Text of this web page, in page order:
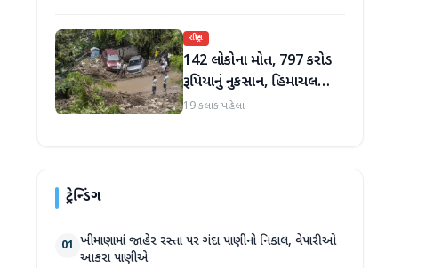
રાષ્ટ્રીય
142 લોકોના મોત, 797 કરોડ
રૂપિયાનું નુકસાન, હિમાચલ
પ્રદેશમાં ભારે ચોમાસાનો સામનો
19 કલાક પહેલા
ટ્રેન્ડિંગ
01 ખીમાણામાં જાહેર રસ્તા પર ગંદા પાણીનો નિકાલ, વેપારીઓ
આકરા પાણીએ